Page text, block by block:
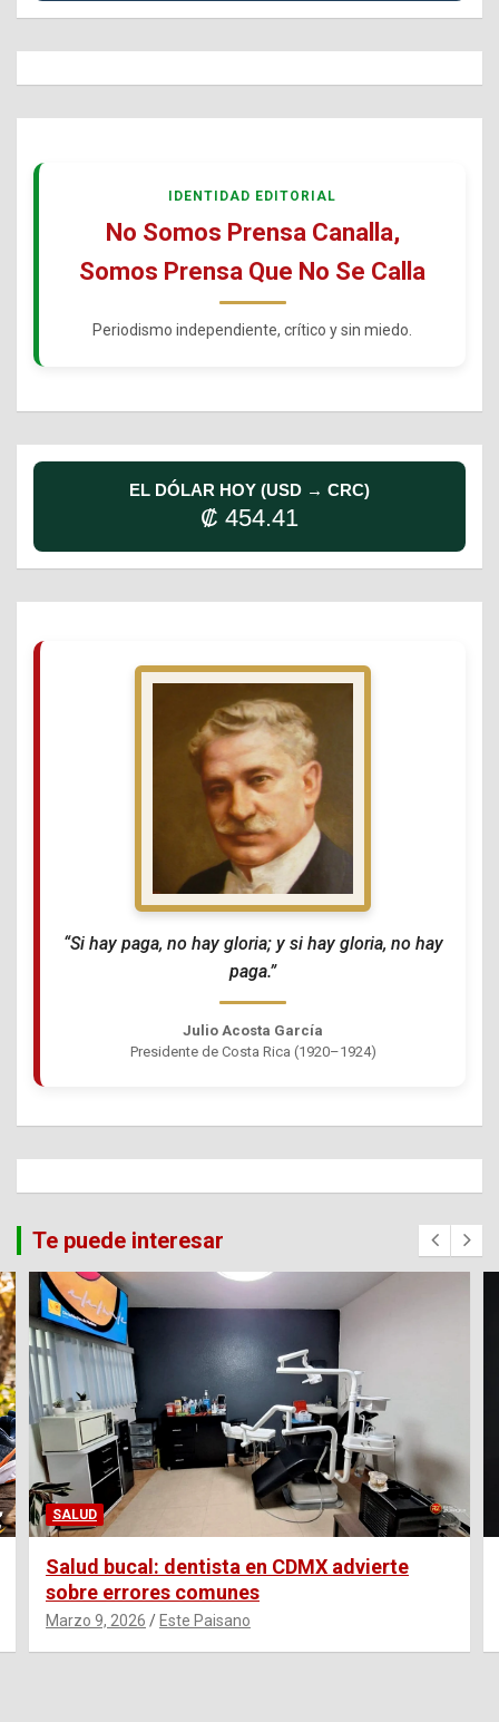
IDENTIDAD EDITORIAL
No Somos Prensa Canalla,
Somos Prensa Que No Se Calla
Periodismo independiente, crítico y sin miedo.
EL DÓLAR HOY (USD → CRC)
₡ 454.41
“Si hay paga, no hay gloria; y si hay gloria, no hay
paga.”
Julio Acosta García
Presidente de Costa Rica (1920–1924)
Te puede interesar
SALUD
Salud bucal: dentista en CDMX advierte
sobre errores comunes
Marzo 9, 2026 Este Paisano